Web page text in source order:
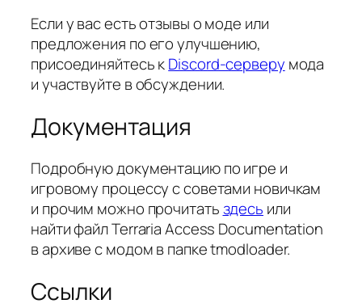
Если у вас есть отзывы о моде или
предложения по его улучшению,
присоединяйтесь кDiscord-серверу мода
и участвуйте в обсуждении.
Документация
Подробную документацию по игре и
игровому процессу с советами новичкам
и прочим можно прочитатьздесь или
найти файл Terraria Access Documentation
в архиве с модом в папке tmodloader.
Ссылки